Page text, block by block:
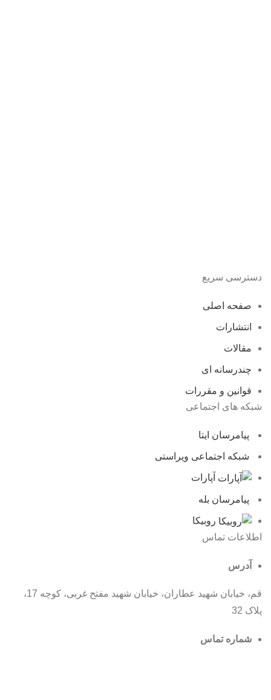
دسترسی سریع
صفحه اصلی
انتشارات
مقالات
چندرسانه ای
قوانین و مقررات
شبکه های اجتماعی
پیامرسان ایتا
شبکه اجتماعی ویراستی
آپارات
پیامرسان بله
روبیکا
اطلاعات تماس
آدرس
قم، خیابان شهید عطاران، خیابان شهید مفتح غربی، کوچه 17،
پلاک 32
شماره تماس